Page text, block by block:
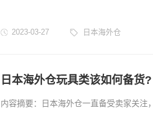
口跨境物流的各种问题，但也存在一定的
2023-03-27 日本海外仓
日本海外仓玩具类该如何备货?
内容摘要：日本海外仓一直备受卖家关注